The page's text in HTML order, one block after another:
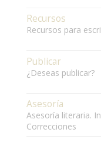
Recursos
Recursos para
Publicar
¿Deseas publicar?
Asesoría
Asesoría literaria.
Correcciones